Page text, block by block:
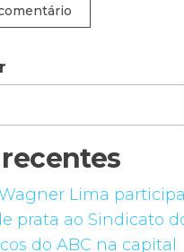
Lima
prata ao Sindicato
do ABC na capital